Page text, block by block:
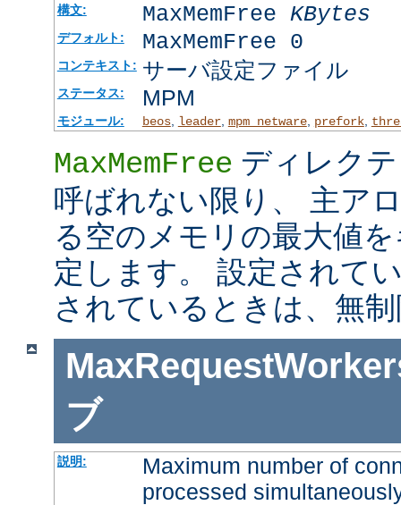
構文: MaxMemFree KBytes
デフォルト: MaxMemFree 0
コンテキスト: サーバ設定ファイル
ステータス: MPM
モジュール: beos, leader, mpm_netware, prefork,
MaxMemFree ディレク
呼ばれない限り、 主ア
る空のメモリの最大値
定します。 設定されて
されているときは、無
ブ
説明:
Maximum number of
processed